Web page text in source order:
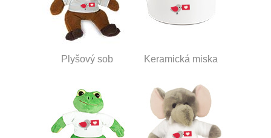
Plyšový sob Keramická miska